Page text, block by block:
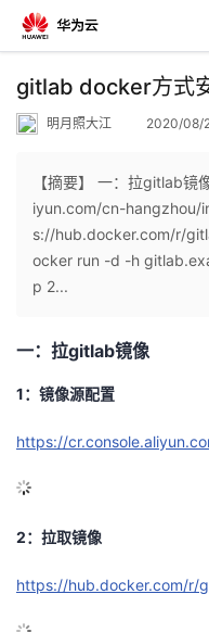
返
个
的我
者
支
持
gitlab docker方式
明月照大江 2020/08/
【摘要】 一：拉gitlab
iyun.com/cn-hangzhou/
s://hub.docker.com/r/
ocker run -d -h
p 2...
一：拉gitlab镜像
1：镜像源配置
https://
2：拉取镜像
https://hub.docker.com/r/